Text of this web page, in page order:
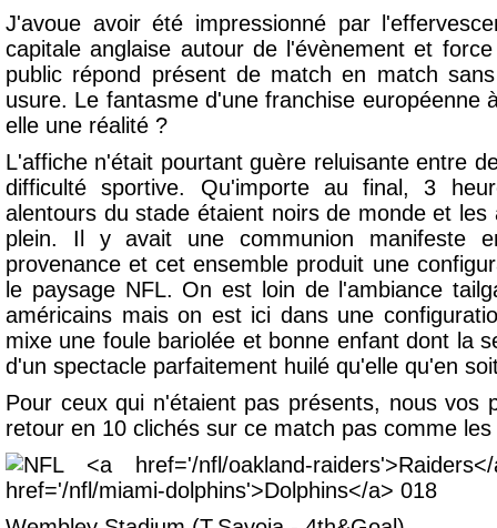
J'avoue avoir été impressionné par
capitale anglaise autour de l'évènement et
public répond présent de match en match
usure. Le fantasme d'une franchise européenne
elle une réalité ?
L'affiche n'était pourtant guère reluisante entre
difficulté sportive. Qu'importe au final, 3
alentours du stade étaient noirs de monde et les
plein. Il y avait une communion manifeste
provenance et cet ensemble produit une
le paysage NFL. On est loin de l'ambiance
américains mais on est ici dans une
mixe une foule bariolée et bonne enfant dont la
d'un spectacle parfaitement huilé qu'elle qu'en
Pour ceux qui n'étaient pas présents, nous vos
retour en 10 clichés sur ce match pas comme